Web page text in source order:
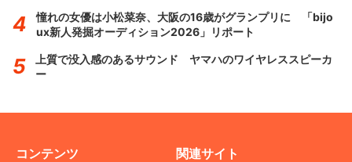
憧れの女優は小松菜奈、大阪の16歳がグランプリに 「bijo
ux新人発掘オーディション2026」リポート
上質で没入感のあるサウンド ヤマハのワイヤレススピーカ
ー
コンテンツ 関連サイト